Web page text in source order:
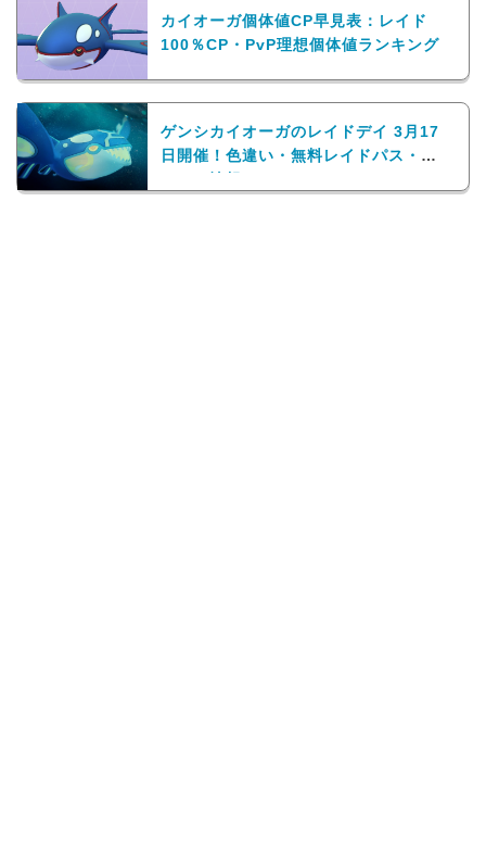
カイオーガ個体値CP早見表：レイド
100％CP・PvP理想個体値ランキング
ゲンシカイオーガのレイドデイ 3月17
日開催！色違い・無料レイドパス・チ